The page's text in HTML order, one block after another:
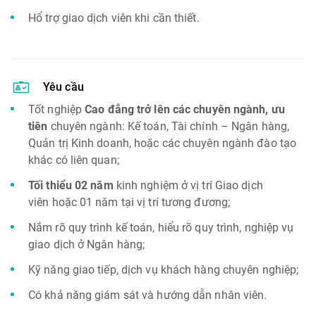
Hổ trợ giao dịch viên khi cần thiết.
Yêu cầu
Tốt nghiệpCao đẳng trở lên các chuyên ngành, ưu
tiên chuyên ngành: Kế toán, Tài chính – Ngân hàng,
Quản trị Kinh doanh, hoặc các chuyên ngành đào tạo
khác có liên quan;
Tối thiểu 02 năm kinh nghiệm ở vị trí Giao dịch
viên hoặc 01 năm tại vị trí tương đương;
Nắm rõ quy trình kế toán, hiểu rõ quy trình, nghiệp vụ
giao dịch ở Ngân hàng;
Kỹ năng giao tiếp, dịch vụ khách hàng chuyên nghiệp;
Có khả năng giám sát và hướng dẫn nhân viên.